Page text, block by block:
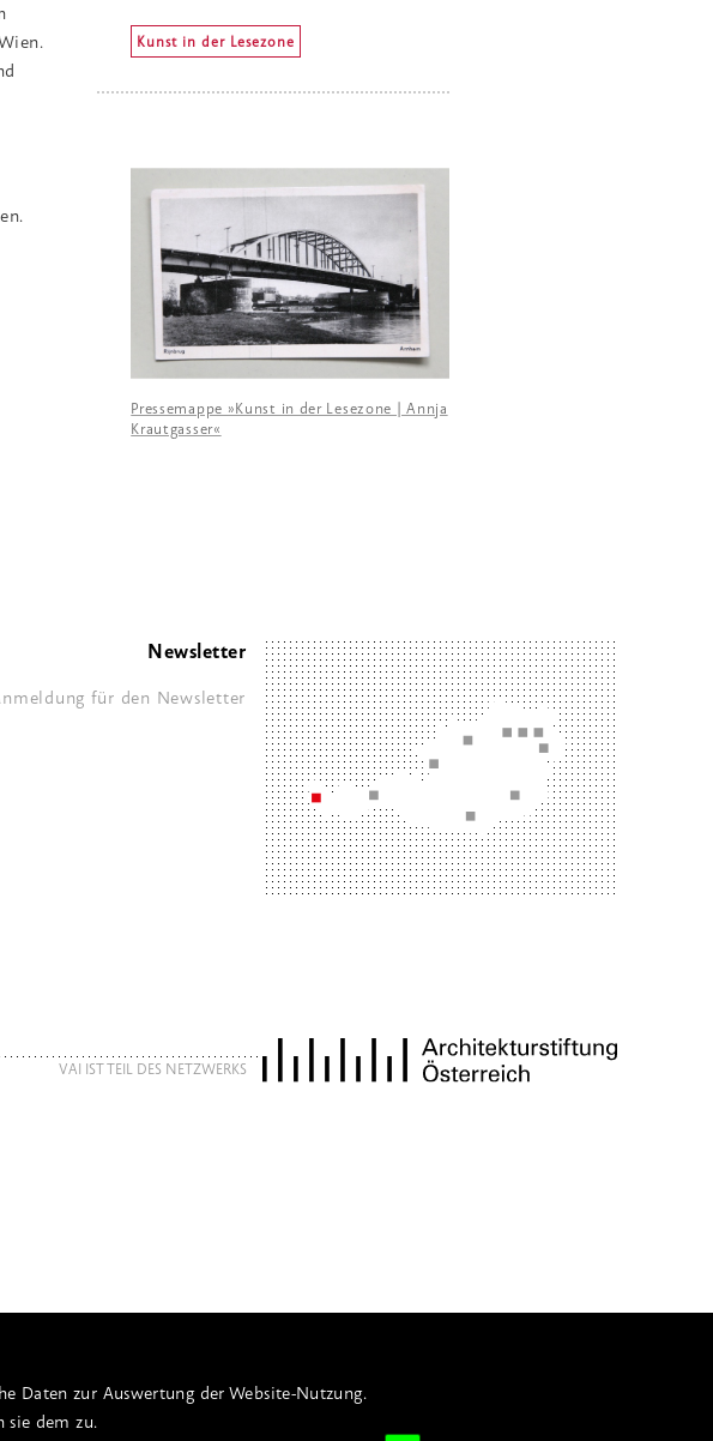
Kunst in der Lesezone
Pressemappe »Kunst in der Lesezone | Annja
Krautgasser«
Newsletter
für den Newsletter
VAI IST TEIL DES NETZWERKS
Daten zur Auswertung der Website-Nutzung.
sie dem zu.